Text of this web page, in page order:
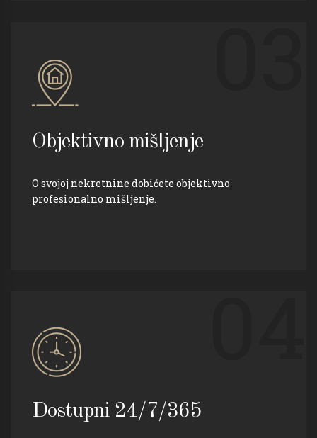
Objektivno mišljenje
O svojoj nekretnine dobićete objektivno
profesionalno mišljenje.
Dostupni 24/7/365